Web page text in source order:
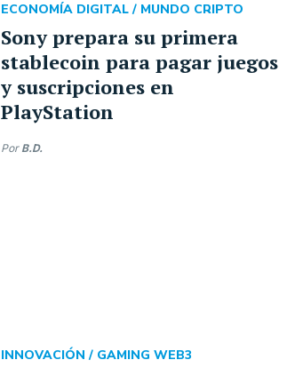
Sony prepara su primera
stablecoin para pagar juegos
y suscripciones en
PlayStation
ECONOMÍA DIGITAL / MUNDO CRIPTO
Por B.D.
INNOVACIÓN / GAMING WEB3